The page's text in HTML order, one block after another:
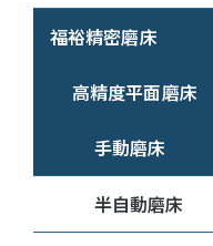
福裕精密磨床
高精度平面磨床
手動磨床
半自動磨床